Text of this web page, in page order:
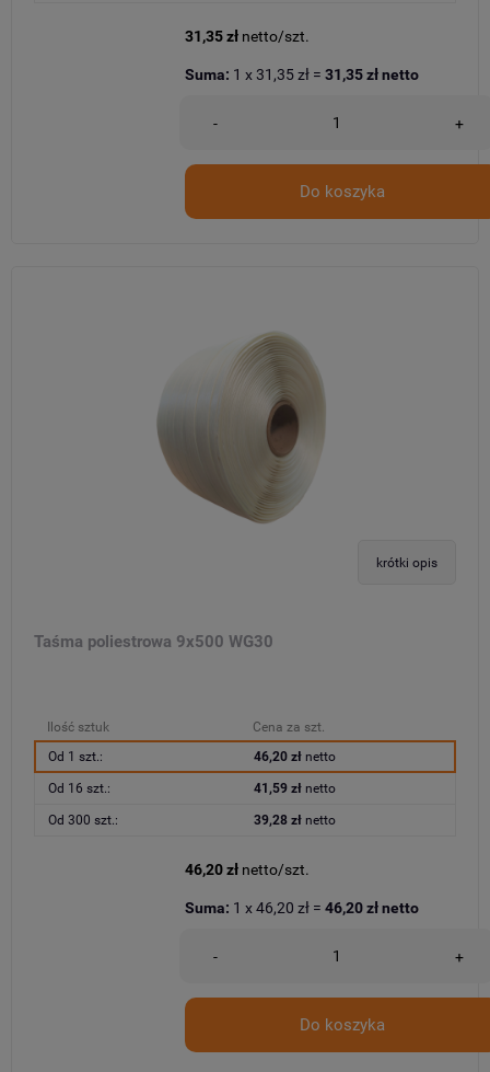
31,35 zł netto/szt.
- +
Do koszyka
Suma: 1 x31,35 zł = 31,35 złnetto
krótki opis
Taśma poliestrowa 9x500 WG30
Ilość sztuk
Cena za szt.
Od 1 szt.:
46,20 złnetto
Od 16 szt.: 41,59 złnetto
Od 300 szt.: 39,28 złnetto
46,20 zł netto/szt.
- +
Do koszyka
Suma: 1 x46,20 zł = 46,20 złnetto